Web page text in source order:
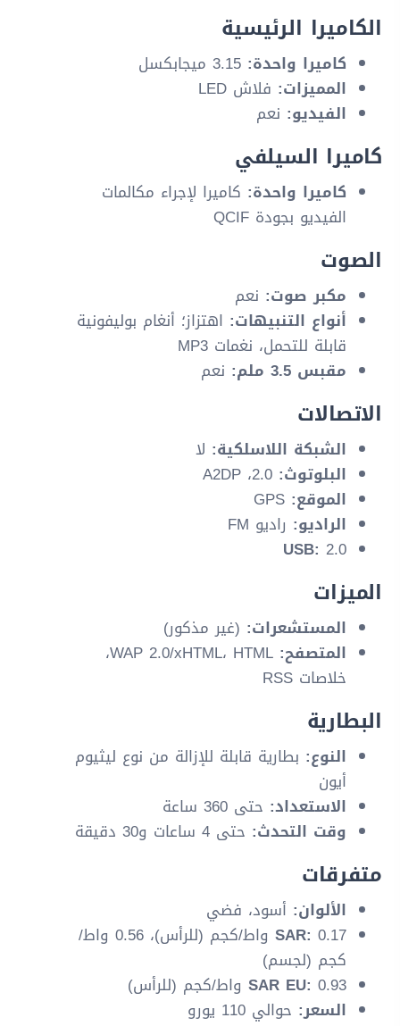
الكاميرا الرئيسية
كاميرا واحدة:
المميزات: فلاش LED
الفيديو: نعم
كاميرا السيلفي
كاميرا واحدة: كاميرا لإجراء مكالمات
الفيديو بجودة QCIF
الصوت
مكبر صوت: نعم
أنواع التنبيهات: اهتزاز؛ أنغام بوليفونية
قابلة للتحمل، نغمات MP3
مقبس 3.5 ملم:
نعم
الاتصالات
الشبكة اللاسلكية: لا
البلوتوث:
الموقع:
الراديو: راديو FM
USB: 2.0
الميزات
المستشعرات: (غير مذكور)
المتصفح:
WAP 2.0/xHTML، HTML،
خلاصات RSS
البطارية
النوع: بطارية قابلة للإزالة من نوع ليثيوم
أيون
الاستعداد: حتى 360 ساعة
وقت التحدث: حتى 4 ساعات و30 دقيقة
متفرقات
الألوان: أسود، فضي
SAR:
0.17 واط/كجم (للرأس)، 0.56 واط/
كجم (لجسم)
SAR EU: 0.93 واط/كجم (للرأس)
السعر: حوالي 110 يورو